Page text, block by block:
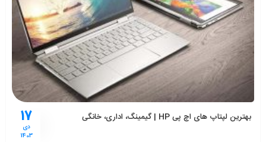
17
دی
1403
بهترین لپتاپ های اچ پی HP | گیمینگ، اداری، خانگی